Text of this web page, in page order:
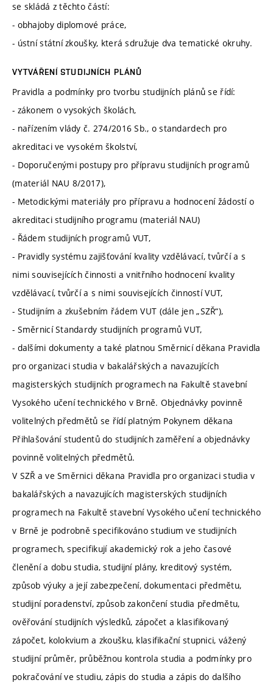
se skládá z těchto částí:
- obhajoby diplomové práce,
- ústní státní zkoušky, která sdružuje dva tematické okruhy.
VYTVÁŘENÍ STUDIJNÍCH PLÁNŮ
Pravidla a podmínky pro tvorbu studijních plánů se řídí:
- zákonem o vysokých školách,
- nařízením vlády č. 274/2016 Sb., o standardech pro
akreditaci ve vysokém školství,
- Doporučenými postupy pro přípravu studijních programů
(materiál NAU 8/2017),
- Metodickými materiály pro přípravu a hodnocení žádostí o
akreditaci studijního programu (materiál NAU)
- Řádem studijních programů VUT,
- Pravidly systému zajišťování kvality vzdělávací, tvůrčí a s
nimi souvisejících činnosti a vnitřního hodnocení kvality
vzdělávací, tvůrčí a s nimi souvisejících činností VUT,
- Studijním a zkušebním řádem VUT (dále jen „SZŘ“),
- Směrnicí Standardy studijních programů VUT,
- dalšími dokumenty a také platnou Směrnicí děkana Pravidla
pro organizaci studia v bakalářských a navazujících
magisterských studijních programech na Fakultě stavební
Vysokého učení technického v Brně. Objednávky povinně
volitelných předmětů se řídí platným Pokynem děkana
Přihlašování studentů do studijních zaměření a objednávky
povinně volitelných předmětů.
V SZŘ a ve Směrnici děkana Pravidla pro organizaci studia v
bakalářských a navazujících magisterských studijních
programech na Fakultě stavební Vysokého učení technického
v Brně je podrobně specifikováno studium ve studijních
programech, specifikují akademický rok a jeho časové
členění a dobu studia, studijní plány, kreditový systém,
způsob výuky a její zabezpečení, dokumentaci předmětu,
studijní poradenství, způsob zakončení studia předmětu,
ověřování studijních výsledků, zápočet a klasifikovaný
zápočet, kolokvium a zkoušku, klasifikační stupnici, vážený
studijní průměr, průběžnou kontrola studia a podmínky pro
pokračování ve studiu, zápis do studia a zápis do dalšího